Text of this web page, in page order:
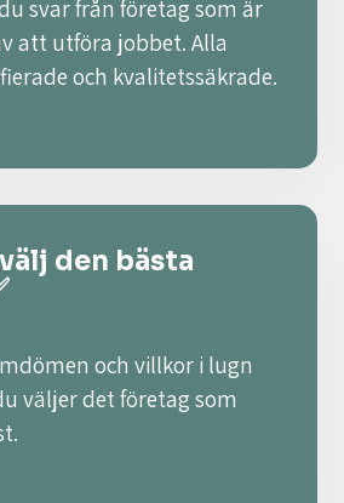
svar från företag som är
att utföra jobbet. Alla
och kvalitetssäkrade.
den bästa
och villkor i lugn
väljer det företag som